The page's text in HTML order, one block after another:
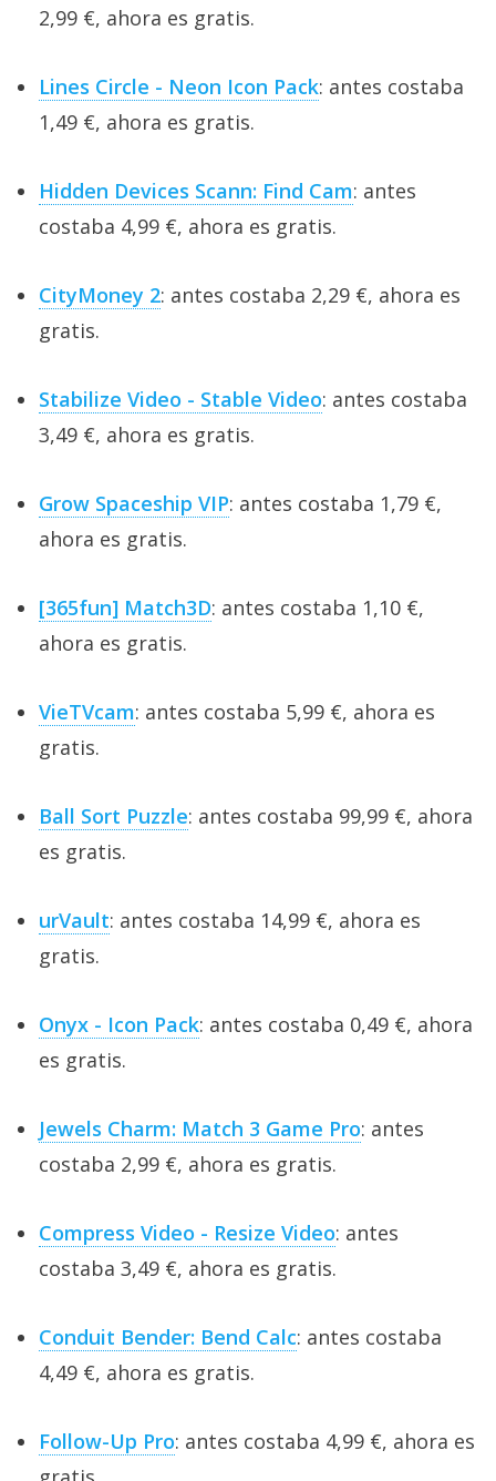
2,99 €, ahora es gratis.
Lines Circle - Neon Icon Pack: antes costaba
1,49 €, ahora es gratis.
Hidden Devices Scann: Find Cam: antes
costaba 4,99 €, ahora es gratis.
CityMoney 2: antes costaba 2,29 €, ahora es
gratis.
Stabilize Video - Stable Video: antes costaba
3,49 €, ahora es gratis.
Grow Spaceship VIP: antes costaba 1,79 €,
ahora es gratis.
[365fun] Match3D: antes costaba 1,10 €,
ahora es gratis.
VieTVcam: antes costaba 5,99 €, ahora es
gratis.
Ball Sort Puzzle: antes costaba 99,99 €, ahora
es gratis.
urVault: antes costaba 14,99 €, ahora es
gratis.
Onyx - Icon Pack: antes costaba 0,49 €, ahora
es gratis.
Jewels Charm: Match 3 Game Pro: antes
costaba 2,99 €, ahora es gratis.
Compress Video - Resize Video: antes
costaba 3,49 €, ahora es gratis.
Conduit Bender: Bend Calc: antes costaba
4,49 €, ahora es gratis.
Follow-Up Pro: antes costaba 4,99 €, ahora es